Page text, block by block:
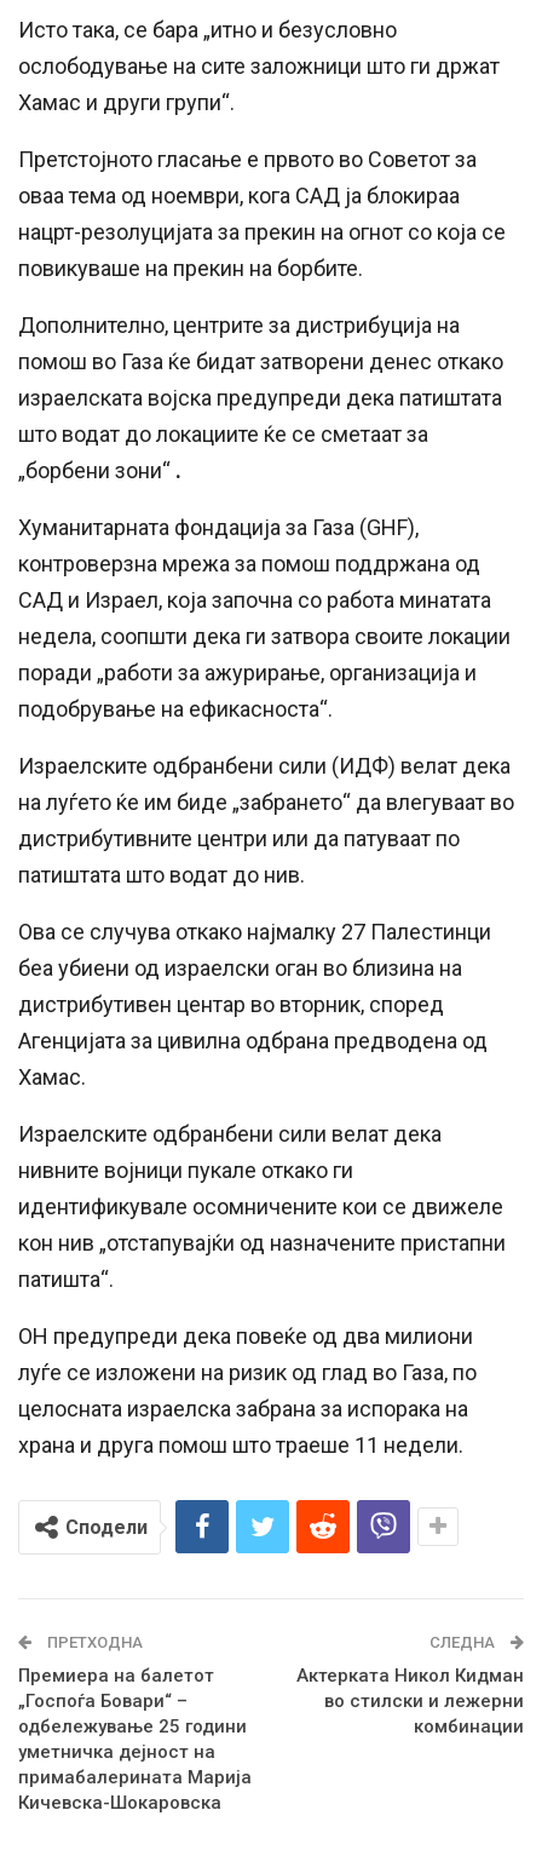
Исто така, се бара „итно и безусловно
ослободување на сите заложници што ги држат
Хамас и други групи“.
Претстојното гласање е првото во Советот за
оваа тема од ноември, кога САД ја блокираа
нацрт-резолуцијата за прекин на огнот со која се
повикуваше на прекин на борбите.
Дополнително, центрите за дистрибуција на
помош во Газа ќе бидат затворени денес откако
израелската војска предупреди дека патиштата
што водат до локациите ќе се сметаат за
„борбени зони“ .
Хуманитарната фондација за Газа (GHF),
контроверзна мрежа за помош поддржана од
САД и Израел, која започна со работа минатата
недела, соопшти дека ги затвора своите локации
поради „работи за ажурирање, организација и
подобрување на ефикасноста“.
Израелските одбранбени сили (ИДФ) велат дека
на луѓето ќе им биде „забрането“ да влегуваат во
дистрибутивните центри или да патуваат по
патиштата што водат до нив.
Ова се случува откако најмалку 27 Палестинци
беа убиени од израелски оган во близина на
дистрибутивен центар во вторник, според
Агенцијата за цивилна одбрана предводена од
Хамас.
Израелските одбранбени сили велат дека
нивните војници пукале откако ги
идентификувале осомничените кои се движеле
кон нив „отстапувајќи од назначените пристапни
патишта“.
ОН предупреди дека повеќе од два милиони
луѓе се изложени на ризик од глад во Газа, по
целосната израелска забрана за испорака на
храна и друга помош што траеше 11 недели.
Сподели
ПРЕТХОДНА
Премиера на балетот
„Госпоѓа Бовари“ –
одбележување 25 години
уметничка дејност на
примабалерината Марија
Кичевска-Шокаровска
СЛЕДНА
Актерката Никол Кидман
во стилски и лежерни
комбинации